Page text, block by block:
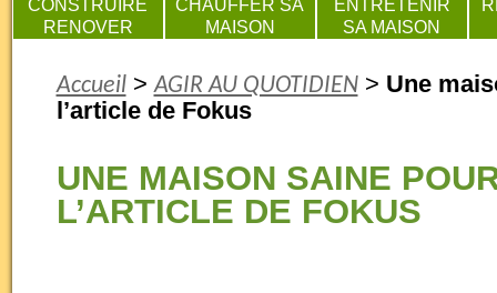
CONSTRUIRE
RENOVER
CHAUFFER SA
MAISON
ENTRETENIR
SA MAISON
Accueil> AGIR AU QUOTIDIEN> Une
l’article de Fokus
UNE MAISON SAINE
L’ARTICLE DE FOKUS